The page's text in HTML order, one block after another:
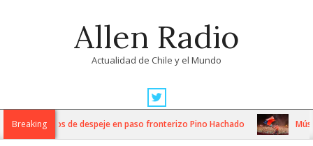
Allen Radio
Actualidad de Chile y el Mundo
Navigation
MenuBreaking
trabajos de despeje en paso fronterizo Pino Hachado Música: